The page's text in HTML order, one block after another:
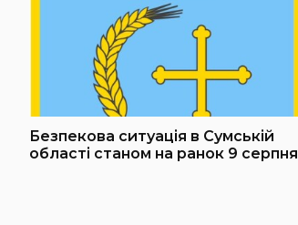
Безпекова ситуація в Сумській
області станом на ранок 9 серпня